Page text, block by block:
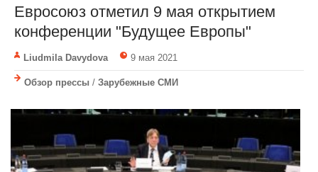
Евросоюз отметил 9 мая открытием
конференции "Будущее Европы"
Liudmila Davydova 9 мая 2021
Обзор прессы / Зарубежные СМИ